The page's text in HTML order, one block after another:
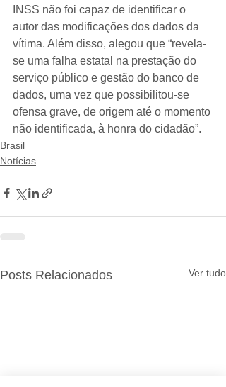
INSS não foi capaz de identificar o
autor das modificações dos dados da
vítima. Além disso, alegou que “revela-
se uma falha estatal na prestação do
serviço público e gestão do banco de
dados, uma vez que possibilitou-se
ofensa grave, de origem até o momento
não identificada, à honra do cidadão”.
Brasil
Notícias
Posts Relacionados Ver tudo